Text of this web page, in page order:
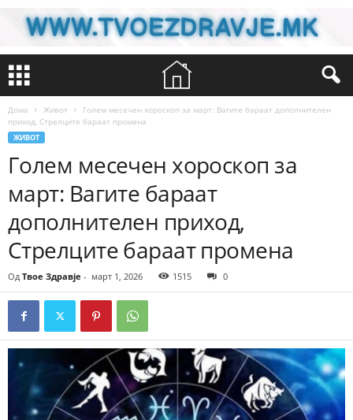
Дома Живот
Голем месечен хороскоп за март: Вагите бараат дополнителен
приход, Стрелците бараат промена
ЖИВОТ
Голем месечен хороскоп за
март: Вагите бараат
дополнителен приход,
Стрелците бараат промена
Од Твое Здравје - март 1, 2026 1515 0